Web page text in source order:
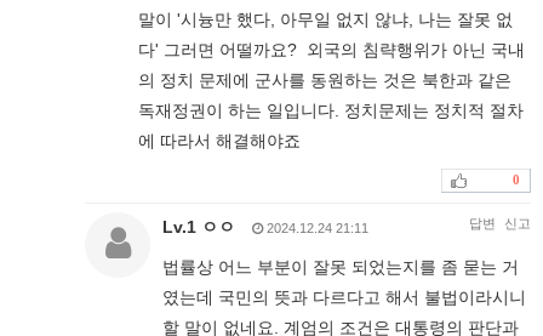
말이 '시늉만 했다, 아무일 없지 않냐, 나는 잘못 없
다' 그러면 어떨까요? 외국의 침략행위가 아닌 국내
의 정치 문제에 군사를 동원하는 것은 북한과 같은
독재정권이 하는 일입니다. 정치문제는 정치적 절차
에 따라서 해결해야죠
0
Lv.1 ㅇㅇ 2024.12.24 21:11 답변 신고
법률상 어느 부분이 잘못 되었는지를 좀 묻는 거
였는데 국민의 뜻과 다르다고 해서 불법이라시니
할 말이 없네요. 계엄의 조건은 대통령의 판단과